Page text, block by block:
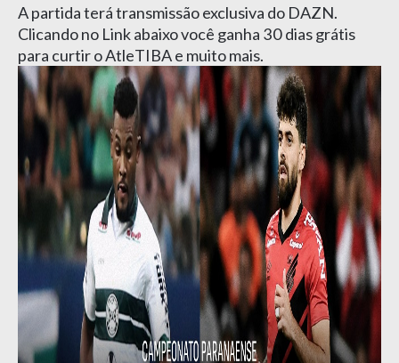
A partida terá transmissão exclusiva do DAZN.
Clicando no Link abaixo você ganha 30 dias grátis
para curtir o AtleTIBA e muito mais.